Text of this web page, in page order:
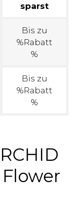
sparst
Bis zu
%Rabatt
%
Bis zu
%Rabatt
%